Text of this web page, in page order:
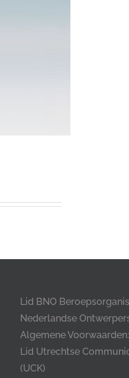
Lid BNO
Nederlandse
Algemene Voorwaarden:
Lid Utrechtse
(UCK)